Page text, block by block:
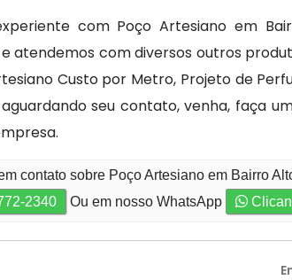
com Poço Artesiano em
atendemos com diversos outros
Custo por Metro, Projeto de
seu contato, venha, faça
contato sobre Poço Artesiano em Bairro
2340 Ou em nosso WhatsApp